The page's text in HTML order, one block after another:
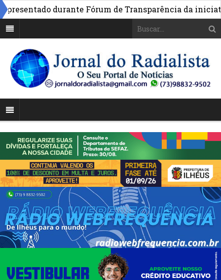
durante Fórum de Transparência da iniciativa